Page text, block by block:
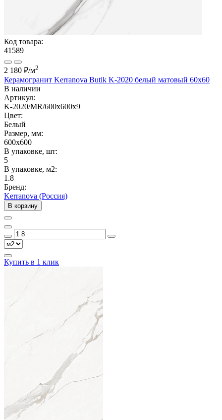
Код товара:
41589
2 180 ₽/м2
Керамогранит Kerranova Butik K-2020 белый матовый 60x60
В наличии
Артикул:
K-2020/MR/600x600x9
Цвет:
Белый
Размер, мм:
600x600
В упаковке, шт:
5
В упаковке, м2:
1.8
Бренд:
Kerranova (Россия)
В корзину
Купить в 1 клик